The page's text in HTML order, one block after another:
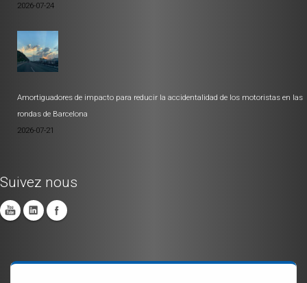
2026-07-24
Amortiguadores de impacto para reducir la accidentalidad de los motoristas en las
rondas de Barcelona
2026-07-21
Suivez nous